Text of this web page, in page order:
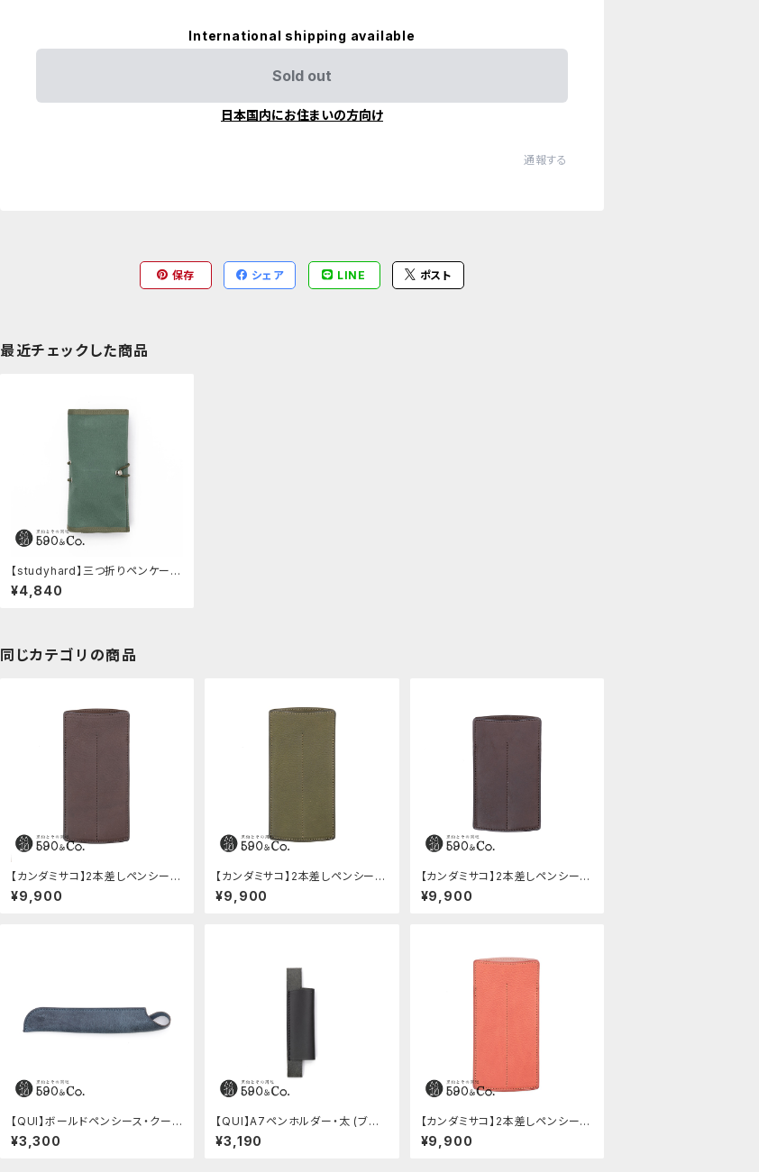
International shipping available
Sold out
日本国内にお住まいの方向け
通報する
保存 シェア LINE ポスト
最近チェックした商品
【studyhard】三つ折りペンケー
ス 大容量タイプ(アクアブルー)
¥4,840
同じカテゴリの商品
【カンダミサコ】2本差しペンシー
ス・ミネルバボックス (カスターニ
ョ)
¥9,900
【カンダミサコ】2本差しペンシー
ス・ミネルバボックス (オリーバ)
¥9,900
【カンダミサコ】2本差しペンシー
ス・ショート用 ミネルバボックス
(カスターニョ)
¥9,900
【QUI】ボールドペンシース・クード
ゥー (ブルー)
¥3,300
【QUI】A7ペンホルダー・太 (ブラッ
ク)
¥3,190
【カンダミサコ】2本差しペンシー
ス・ミネルバボックス (ローズアン
ティコ)
¥9,900